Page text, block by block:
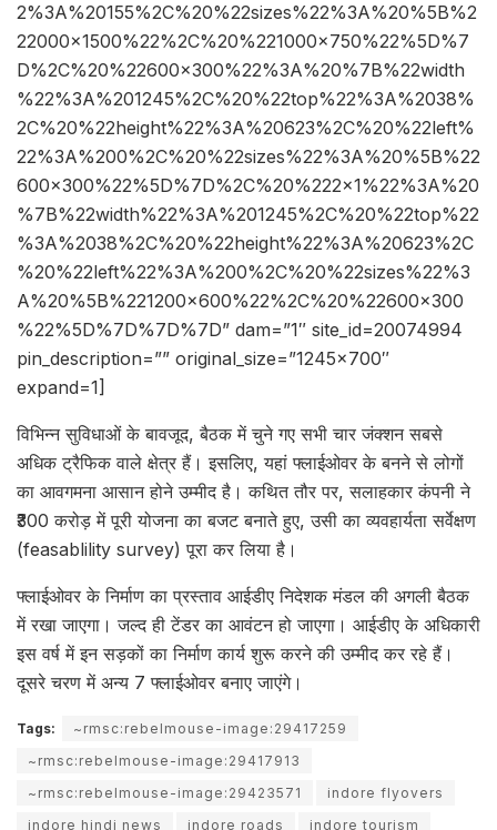
2%3A%20155%2C%20%22sizes%22%3A%20%5B%2
22000×1500%22%2C%20%221000×750%22%5D%7
D%2C%20%22600×300%22%3A%20%7B%22width
%22%3A%201245%2C%20%22top%22%3A%2038%
2C%20%22height%22%3A%20623%2C%20%22left%
22%3A%200%2C%20%22sizes%22%3A%20%5B%22
600×300%22%5D%7D%2C%20%222×1%22%3A%20
%7B%22width%22%3A%201245%2C%20%22top%22
%3A%2038%2C%20%22height%22%3A%20623%2C
%20%22left%22%3A%200%2C%20%22sizes%22%3
A%20%5B%221200×600%22%2C%20%22600×300
%22%5D%7D%7D%7D” dam=”1″ site_id=20074994
pin_description=”” original_size=”1245×700″
expand=1]
विभिन्न सुविधाओं के बावजूद, बैठक में चुने गए सभी चार जंक्शन सबसे
अधिक ट्रैफिक वाले क्षेत्र हैं। इसलिए, यहां फ्लाईओवर के बनने से लोगों
का आवगमना आसान होने उम्मीद है। कथित तौर पर, सलाहकार कंपनी ने
₹300 करोड़ में पूरी योजना का बजट बनाते हुए, उसी का व्यवहार्यता सर्वेक्षण
(feasablility survey) पूरा कर लिया है।
फ्लाईओवर के निर्माण का प्रस्ताव आईडीए निदेशक मंडल की अगली बैठक
में रखा जाएगा। जल्द ही टेंडर का आवंटन हो जाएगा। आईडीए के अधिकारी
इस वर्ष में इन सड़कों का निर्माण कार्य शुरू करने की उम्मीद कर रहे हैं।
दूसरे चरण में अन्य 7 फ्लाईओवर बनाए जाएंगे।
Tags:
~rmsc:rebelmouse-image:29417259
~rmsc:rebelmouse-image:29417913
~rmsc:rebelmouse-image:29423571
indore flyovers
indore hindi news
indore roads indore tourism